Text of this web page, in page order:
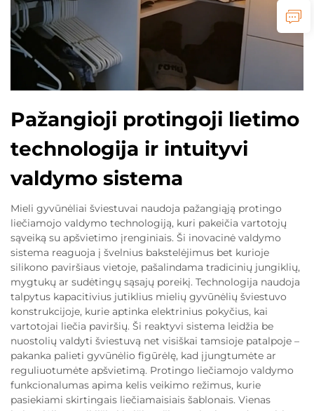
Pažangioji protingoji lietimo
technologija ir intuityvi
valdymo sistema
Mieli gyvūnėliai šviestuvai naudoja pažangiąją protingo
liečiamojo valdymo technologiją, kuri pakeičia vartotojų
sąveiką su apšvietimo įrenginiais. Ši inovacinė valdymo
sistema reaguoja į švelnius bakstelėjimus bet kurioje
silikono paviršiaus vietoje, pašalindama tradicinių jungiklių,
mygtukų ar sudėtingų sąsajų poreikį. Technologija naudoja
talpytus kapacitivius jutiklius mielių gyvūnėlių šviestuvo
konstrukcijoje, kurie aptinka elektrinius pokyčius, kai
vartotojai liečia paviršių. Ši reaktyvi sistema leidžia be
nuostolių valdyti šviestuvą net visiškai tamsioje patalpoje –
pakanka palieti gyvūnėlio figūrėlę, kad įjungtumėte ar
reguliuotumėte apšvietimą. Protingo liečiamojo valdymo
funkcionalumas apima kelis veikimo režimus, kurie
pasiekiami skirtingais liečiamaisiais šablonais. Vienas